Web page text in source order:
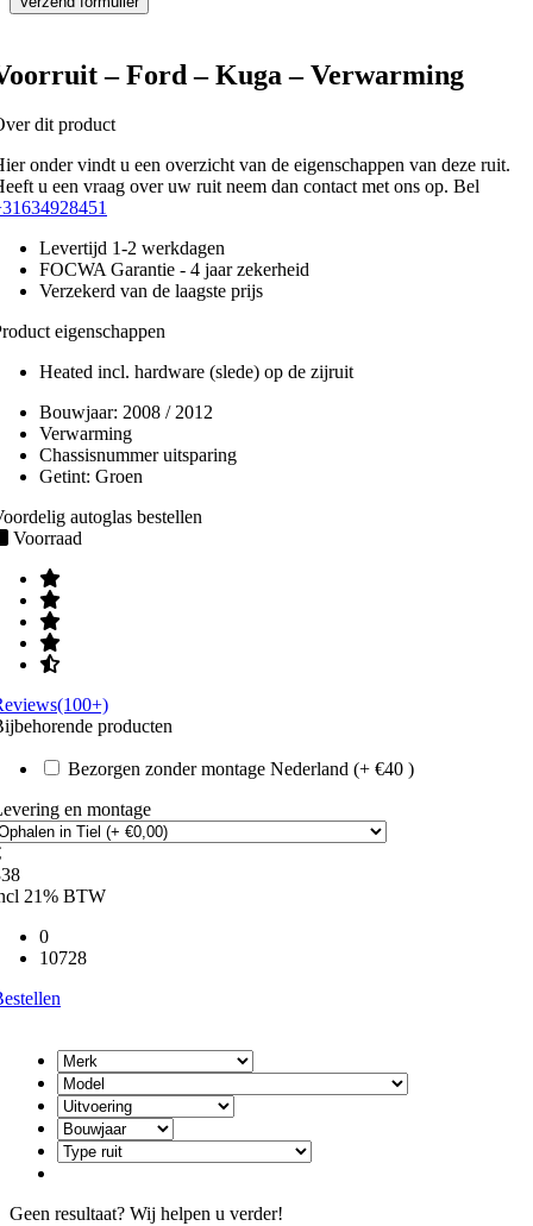
– Ford – Kuga – Verwarming
dit product
onder vindt u een overzicht van de eigenschappen van deze ruit.
u een vraag over uw ruit neem dan contact met ons op. Bel
Levertijd 1-2 werkdagen
FOCWA Garantie - 4 jaar zekerheid
Verzekerd van de laagste prijs
eigenschappen
Heated incl. hardware (slede) op de zijruit
Bouwjaar: 2008 / 2012
Verwarming
Chassisnummer uitsparing
Getint: Groen
autoglas bestellen
Voorraad
producten
Bezorgen zonder montage Nederland (+ €40 )
en montage
21% BTW
0
10728
Geen resultaat? Wij helpen u verder!